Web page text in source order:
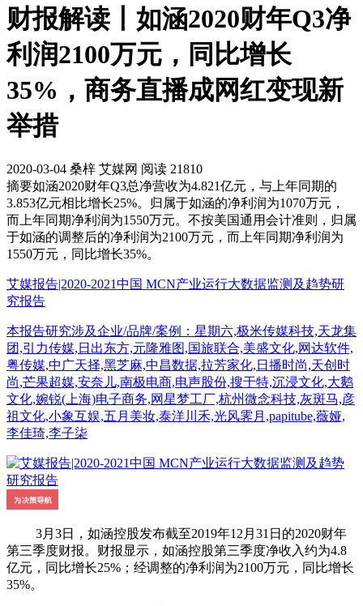
财报解读丨如涵2020财年Q3净
利润2100万元，同比增长
35%，商务直播成网红变现新
举措
2020-03-04 桑梓 艾媒网 阅读 21810
摘要如涵2020财年Q3总净营收为4.821亿元，与上年同期的
3.853亿元相比增长25%。归属于如涵的净利润为1070万元，
而上年同期净利润为1550万元。不按美国通用会计准则，归属
于如涵的调整后的净利润为2100万元，而上年同期净利润为
1550万元，同比增长35%。
艾媒报告|2020-2021中国 MCN产业运行大数据监测及趋势研
究报告
本报告研究涉及企业/品牌/案例：星期六,极米传媒科技,天龙集
团,引力传媒,日出东方,元隆雅图,国旅联合,美盛文化,网达软件,
粤传媒,中广天择,黑芝麻,中昌数据,拉芳家化,日播时尚,天创时
尚,芒果超媒,安奈儿,南极电商,电声股份,搜于特,沉浸文化,大鹅
文化,婉锐(上海)电子商务,网星梦工厂,杭州微念科技,灰斑马,彦
祖文化,小象互娱,五月美妆,泰洋川禾,光风霁月,papitube,薇娅,
李佳琦,李子柒
3月3日，如涵控股发布截至2019年12月31日的2020财年
第三季度财报。财报显示，如涵控股第三季度净收入约为4.8
亿元，同比增长25%；经调整的净利润为2100万元，同比增长
35%。